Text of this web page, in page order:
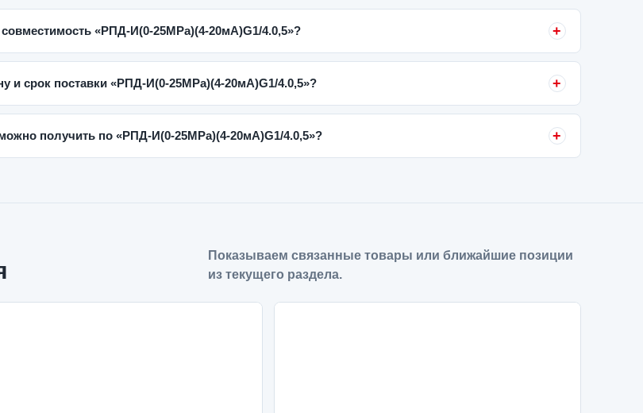
«РПД-И(0-25MPa)(4-20мА)G1/4.0,5»?
и срок поставки «РПД-И(0-25MPa)(4-20мА)G1/4.0,5»?
получить по «РПД-И(0-25MPa)(4-20мА)G1/4.0,5»?
Показываем связанные товары или ближайшие позиции
из текущего раздела.